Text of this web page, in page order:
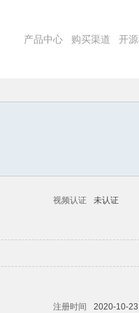
产品中心 购买渠道 开
视频认证 未认证
注册时间
2020-10-